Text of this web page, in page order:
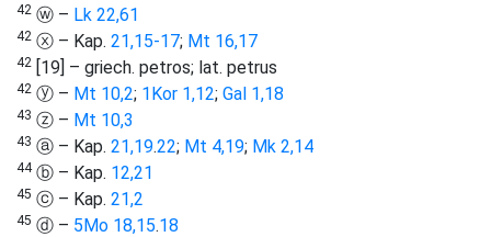
42 ⓦ – Lk 22,61
42 ⓧ – Kap. 21,15-17; Mt 16,17
42 [19] – griech. petros; lat. petrus
42 ⓨ – Mt 10,2; 1Kor 1,12; Gal 1,18
43 ⓩ – Mt 10,3
43 ⓐ – Kap. 21,19.22; Mt 4,19; Mk 2,14
44ⓑ – Kap. 12,21
45 ⓒ – Kap. 21,2
45 ⓓ – 5Mo 18,15.18